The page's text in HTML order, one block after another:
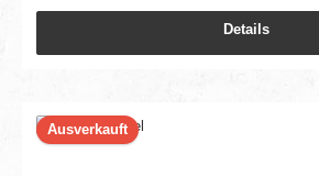
Details
Ausverkauft